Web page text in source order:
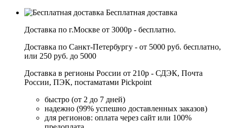
Бесплатная доставка
Доставка по г.Москве от 3000р - бесплатно.
Доставка по Санкт-Петербургу - от 5000 руб. бесплатно,
или 250 руб. до 5000
Доставка в регионы России от 210р - СДЭК, Почта
России, ПЭК, постаматами Pickpoint
быстро (от 2 до 7 дней)
надежно (99% успешно доставленных заказов)
для регионов: оплата через сайт или 100%